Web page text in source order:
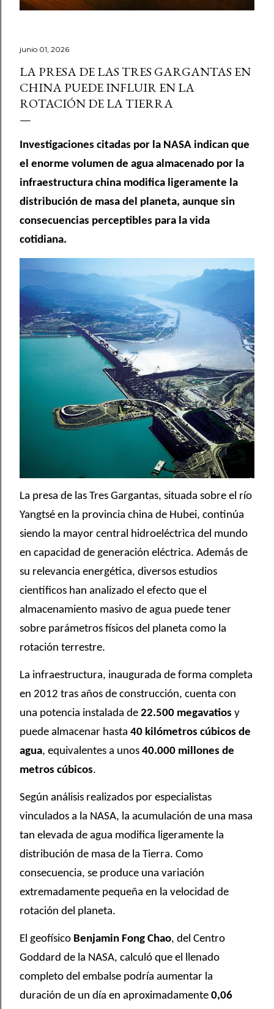
junio 01, 2026
LA PRESA DE LAS TRES GARGANTAS EN
CHINA PUEDE INFLUIR EN LA
ROTACIÓN DE LA TIERRA
Investigaciones citadas por la NASA indican que
el enorme volumen de agua almacenado por la
infraestructura china modifica ligeramente la
distribución de masa del planeta, aunque sin
consecuencias perceptibles para la vida
cotidiana.
La presa de las Tres Gargantas, situada sobre el río
Yangtsé en la provincia china de Hubei, continúa
siendo la mayor central hidroeléctrica del mundo
en capacidad de generación eléctrica. Además de
su relevancia energética, diversos estudios
científicos han analizado el efecto que el
almacenamiento masivo de agua puede tener
sobre parámetros físicos del planeta como la
rotación terrestre.
La infraestructura, inaugurada de forma completa
en 2012 tras años de construcción, cuenta con
una potencia instalada de 22.500 megavatios y
puede almacenar hasta 40 kilómetros cúbicos de
agua, equivalentes a unos 40.000 millones de
metros cúbicos.
Según análisis realizados por especialistas
vinculados a la NASA, la acumulación de una masa
tan elevada de agua modifica ligeramente la
distribución de masa de la Tierra. Como
consecuencia, se produce una variación
extremadamente pequeña en la velocidad de
rotación del planeta.
El geofísico Benjamin Fong Chao, del Centro
Goddard de la NASA, calculó que el llenado
completo del embalse podría aumentar la
duración de un día en aproximadamente 0,06